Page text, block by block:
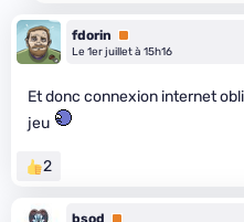
fdorin
Premium
Le 1er juillet à 15h16
Et donc connexion internet
jeu
2
bsod
Premium